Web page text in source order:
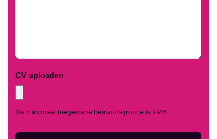
CV uploaden
De maximaal toegestane bestandsgrootte is 2MB